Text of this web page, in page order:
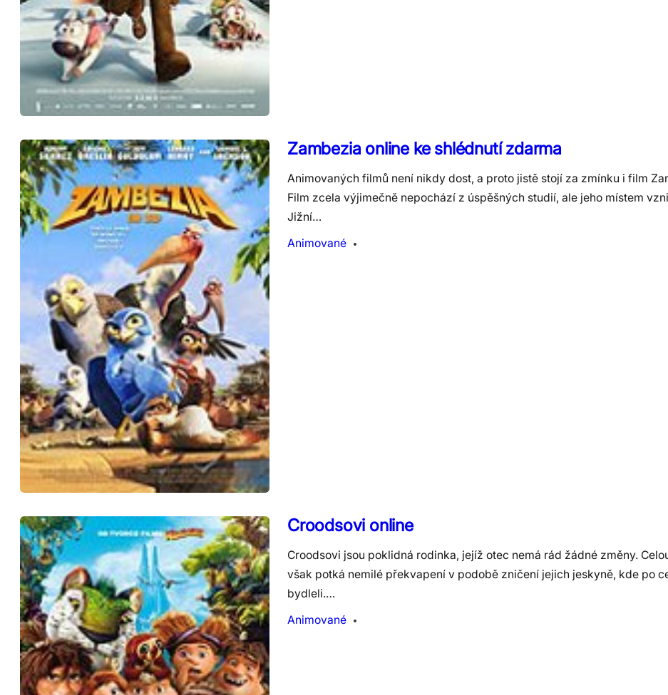
Zambezia online ke shlédnutí zdarma
Animovaných filmů není nikdy dost, a proto jistě stojí za zmínku i film
Film zcela výjimečně nepochází z úspěšných studií, ale jeho místem
Jižní…
Animované
Croodsovi online
Croodsovi jsou poklidná rodinka, jejíž otec nemá rád žádné změny.
však potká nemilé překvapení v podobě zničení jejich jeskyně, kde po
bydleli.…
Animované